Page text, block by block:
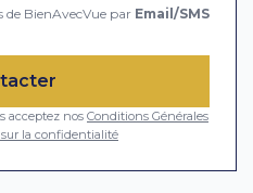
de BienAvecVue par Email/SMS
acceptez nos Conditions Générales
la confidentialité